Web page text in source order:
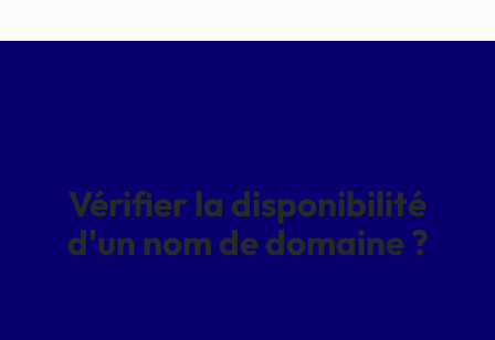
Vérifier la disponibilité
d'un nom de domaine ?